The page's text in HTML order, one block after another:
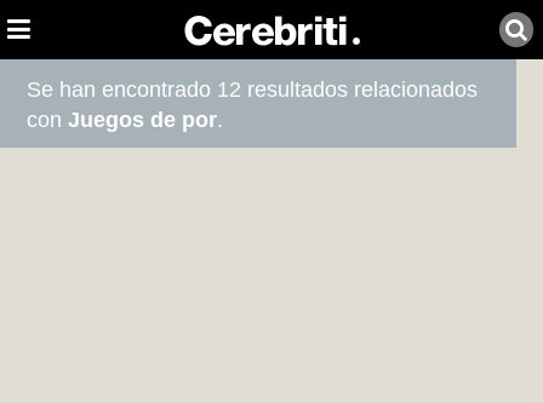
Se han encontrado 12 resultados relacionados
conJuegos de por.